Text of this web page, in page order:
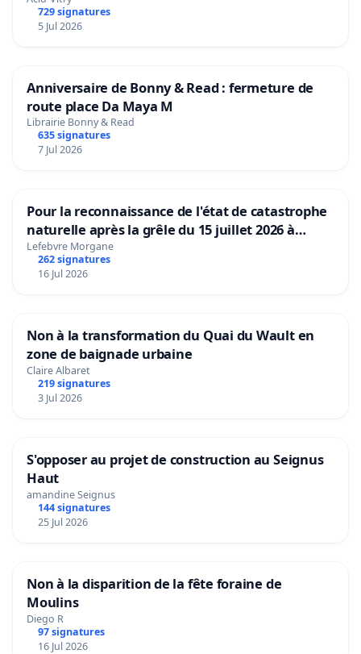
729 signatures
5 Jul 2026
Anniversaire de Bonny & Read : fermeture de
route place Da Maya M
Librairie Bonny & Read
635 signatures
7 Jul 2026
Pour la reconnaissance de l'état de catastrophe
naturelle après la grêle du 15 juillet 2026 à
Aubenas et ses alentours
Lefebvre Morgane
262 signatures
16 Jul 2026
Non à la transformation du Quai du Wault en
zone de baignade urbaine
Claire Albaret
219 signatures
3 Jul 2026
S'opposer au projet de construction au Seignus
Haut
amandine Seignus
144 signatures
25 Jul 2026
Non à la disparition de la fête foraine de
Moulins
Diego R
97 signatures
16 Jul 2026